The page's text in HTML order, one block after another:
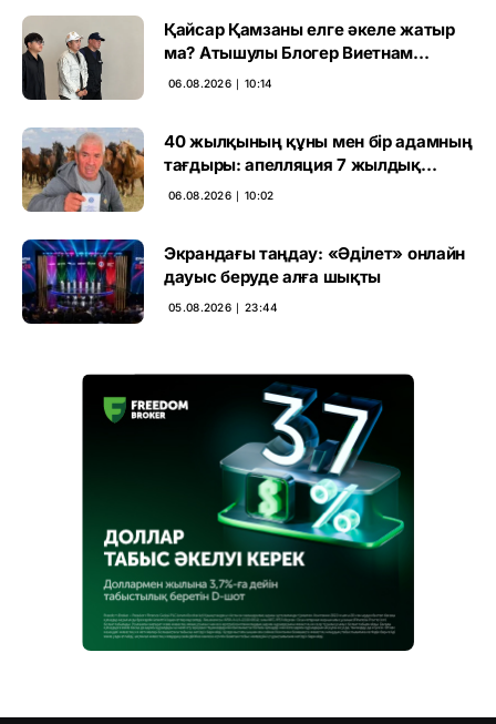
Қайсар Қамзаны елге әкеле жатыр
ма? Атышулы Блогер Виетнам
әуежайында көзге түсті
06.08.2026 ∣ 10:14
40 жылқының құны мен бір адамның
тағдыры: апелляция 7 жылдық
үкімді бұзды
06.08.2026 ∣ 10:02
Экрандағы таңдау: «Әділет» онлайн
дауыс беруде алға шықты
05.08.2026 ∣ 23:44